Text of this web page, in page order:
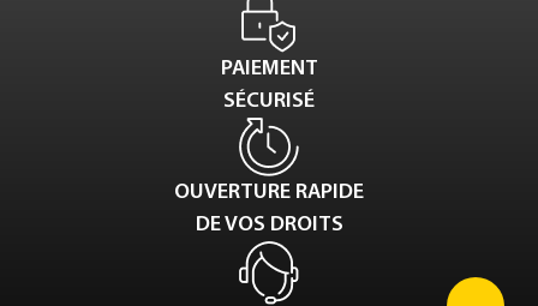
PAIEMENT
SÉCURISÉ
OUVERTURE RAPIDE
DE VOS DROITS